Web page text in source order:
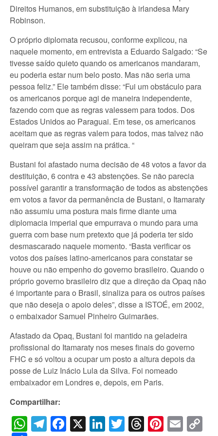
Direitos Humanos, em substituição à irlandesa Mary
Robinson.
O próprio diplomata recusou, conforme explicou, na
naquele momento, em entrevista a Eduardo Salgado: “Se
tivesse saído quieto quando os americanos mandaram,
eu poderia estar num belo posto. Mas não seria uma
pessoa feliz.” Ele também disse: “Fui um obstáculo para
os americanos porque agi de maneira independente,
fazendo com que as regras valessem para todos. Dos
Estados Unidos ao Paraguai. Em tese, os americanos
aceitam que as regras valem para todos, mas talvez não
queiram que seja assim na prática. “
Bustani foi afastado numa decisão de 48 votos a favor da
destituição, 6 contra e 43 abstenções. Se não parecia
possível garantir a transformação de todos as abstenções
em votos a favor da permanência de Bustani, o Itamaraty
não assumiu uma postura mais firme diante uma
diplomacia imperial que empurrava o mundo para uma
guerra com base num pretexto que já poderia ter sido
desmascarado naquele momento. “Basta verificar os
votos dos países latino-americanos para constatar se
houve ou não empenho do governo brasileiro. Quando o
próprio governo brasileiro diz que a direção da Opaq não
é importante para o Brasil, sinaliza para os outros países
que não deseja o apoio deles”, disse a ISTOÉ, em 2002,
o embaixador Samuel Pinheiro Guimarães.
Afastado da Opaq, Bustani foi mantido na geladeira
profissional do Itamaraty nos meses finais do governo
FHC e só voltou a ocupar um posto a altura depois da
posse de Luiz Inácio Lula da Silva. Foi nomeado
embaixador em Londres e, depois, em Paris.
Compartilhar:
WhatsApp
Telegram
Facebook
X LinkedIn
Twitter
Threads